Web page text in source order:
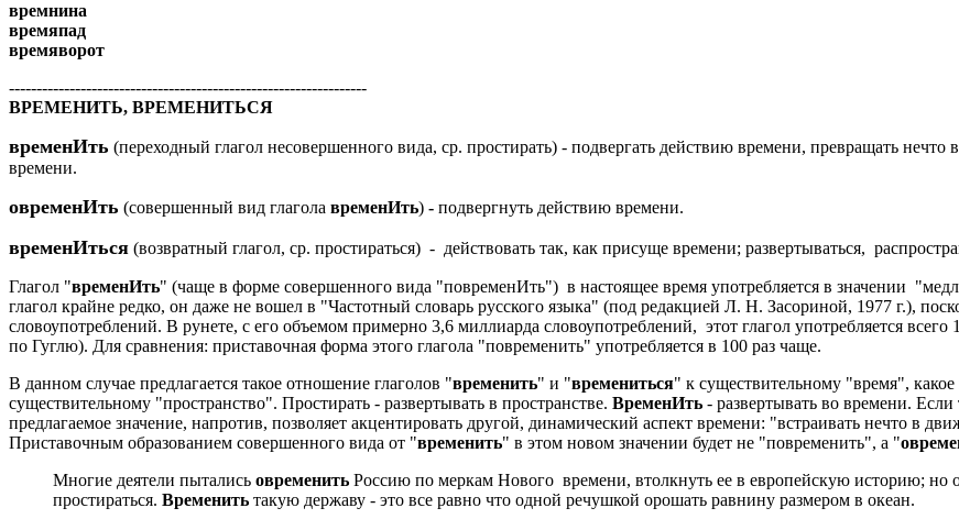
времнина
времяпад
времяворот
-----------------------------------------------------------------
ВРЕМЕНИТЬ, ВРЕМЕНИТЬСЯ
временИть (переходный глагол несовершенного вида, ср. простирать) - подвергать действию времени, превращать
времени.
овременИть (совершенный вид глагола временИть) - подвергнуть действию времени.
временИться (возвратный глагол, ср. простираться) - действовать так, как присуще времени; развертываться,
Глагол "временИть" (чаще в форме совершенного вида "повременИть") в настоящее время употребляется в значении
глагол крайне редко, он даже не вошел в "Частотный словарь русского языка" (под редакцией Л. Н. Засориной, 1977 г.),
словоупотреблений. В рунете, с его объемом примерно 3,6 миллиарда словоупотреблений, этот глагол употребляется
по Гуглю). Для сравнения: приставочная форма этого глагола "повременить" употребляется в 100 раз чаще.
В данном случае предлагается такое отношение глаголов "временить" и "времениться" к существительному "время",
существительному "пространство". Простирать - развертывать в пространстве. ВременИть - развертывать во времени.
предлагаемое значение, напротив, позволяет акцентировать другой, динамический аспект времени: "встраивать нечто в
Приставочным образованием совершенного вида от "временить" в этом новом значении будет не "повременить", а "
Многие деятели пытались овременить Россию по меркам Нового времени, втолкнуть ее в европейскую историю; но
простираться. Временить такую державу - это все равно что одной речушкой орошать равнину размером в океан.